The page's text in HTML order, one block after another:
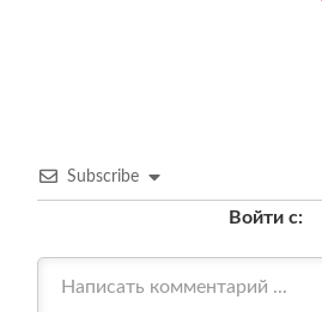
Subscribe
Войти с: